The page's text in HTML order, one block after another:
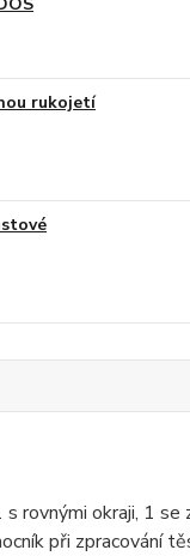
rukojetí
rovnými okraji, 1 se
při zpracování